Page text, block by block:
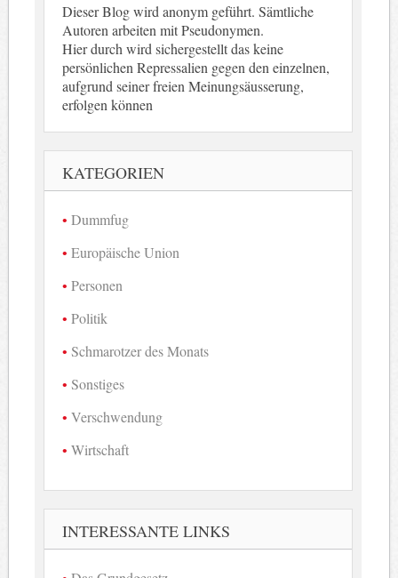
Dieser Blog wird anonym geführt. Sämtliche
Autoren arbeiten mit Pseudonymen.
Hier durch wird sichergestellt das keine
persönlichen Repressalien gegen den einzelnen,
aufgrund seiner freien Meinungsäusserung,
erfolgen können
KATEGORIEN
Dummfug
Europäische Union
Personen
Politik
Schmarotzer des Monats
Sonstiges
Verschwendung
Wirtschaft
INTERESSANTE LINKS